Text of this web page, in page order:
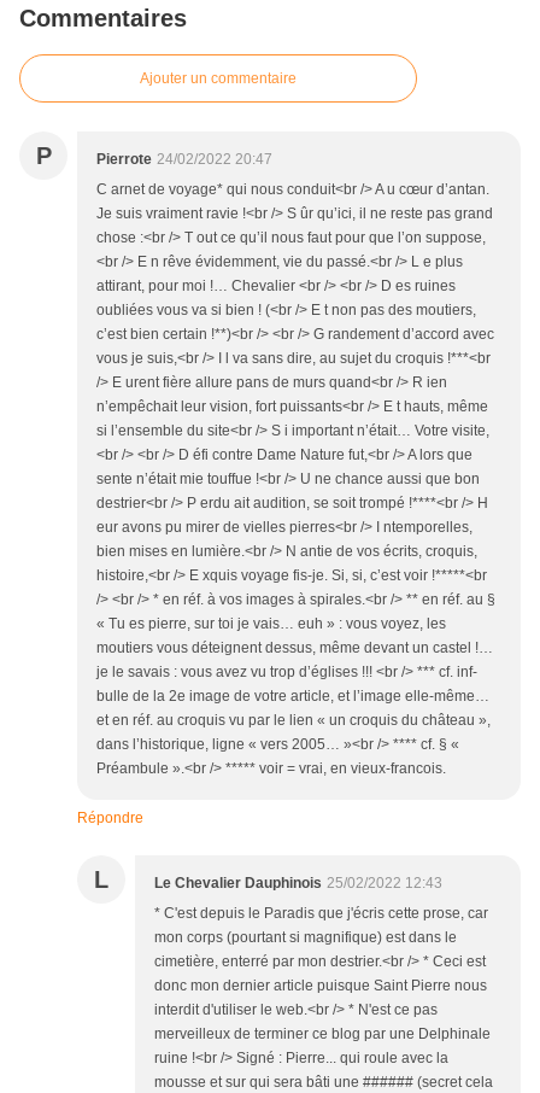
Commentaires
Ajouter un commentaire
P Pierrote 24/02/2022 20:47
C arnet de voyage* qui nous conduit<br /> A u cœur d’antan.
Je suis vraiment ravie !<br /> S ûr qu’ici, il ne reste pas grand
chose :<br /> T out ce qu’il nous faut pour que l’on suppose,
<br /> E n rêve évidemment, vie du passé.<br /> L e plus
attirant, pour moi !… Chevalier <br /> <br /> D es ruines
oubliées vous va si bien ! (<br /> E t non pas des moutiers,
c’est bien certain !**)<br /> <br /> G randement d’accord avec
vous je suis,<br /> I l va sans dire, au sujet du croquis !***<br
/> E urent fière allure pans de murs quand<br /> R ien
n’empêchait leur vision, fort puissants<br /> E t hauts, même
si l’ensemble du site<br /> S i important n’était… Votre visite,
<br /> <br /> D éfi contre Dame Nature fut,<br /> A lors que
sente n’était mie touffue !<br /> U ne chance aussi que bon
destrier<br /> P erdu ait audition, se soit trompé !****<br /> H
eur avons pu mirer de vielles pierres<br /> I ntemporelles,
bien mises en lumière.<br /> N antie de vos écrits, croquis,
histoire,<br /> E xquis voyage fis-je. Si, si, c’est voir !*****<br
/> <br /> * en réf. à vos images à spirales.<br /> ** en réf. au §
« Tu es pierre, sur toi je vais… euh » : vous voyez, les
moutiers vous déteignent dessus, même devant un castel !…
je le savais : vous avez vu trop d’églises !!! <br /> *** cf. inf-
bulle de la 2e image de votre article, et l’image elle-même…
et en réf. au croquis vu par le lien « un croquis du château »,
dans l’historique, ligne « vers 2005… »<br /> **** cf. § «
Préambule ».<br /> ***** voir = vrai, en vieux-francois.
Répondre
L Le Chevalier Dauphinois 25/02/2022 12:43
* C'est depuis le Paradis que j'écris cette prose, car
mon corps (pourtant si magnifique) est dans le
cimetière, enterré par mon destrier.<br /> * Ceci est
donc mon dernier article puisque Saint Pierre nous
interdit d'utiliser le web.<br /> * N'est ce pas
merveilleux de terminer ce blog par une Delphinale
ruine !<br /> Signé : Pierre... qui roule avec la
mousse et sur qui sera bâti une ###### (secret cela